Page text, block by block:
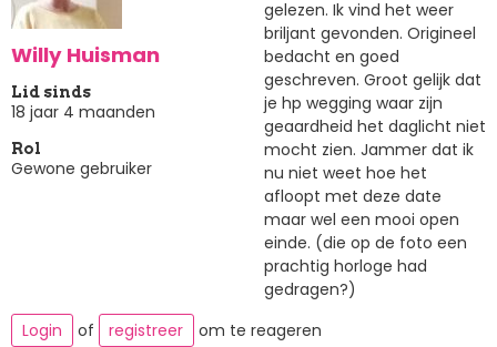
Willy Huisman
Lid sinds
18 jaar 4 maanden
Rol
Gewone gebruiker
gelezen. Ik vind het weer
briljant gevonden. Origineel
bedacht en goed
geschreven. Groot gelijk dat
je hp wegging waar zijn
geaardheid het daglicht niet
mocht zien. Jammer dat ik
nu niet weet hoe het
afloopt met deze date
maar wel een mooi open
einde. (die op de foto een
prachtig horloge had
gedragen?)
Login
of registreer om te reageren